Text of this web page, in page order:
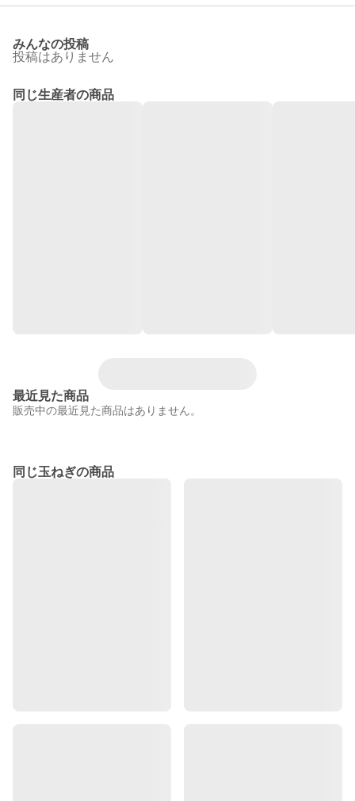
みんなの投稿
投稿はありません
同じ生産者の商品
最近見た商品
販売中の最近見た商品はありません。
同じ玉ねぎの商品